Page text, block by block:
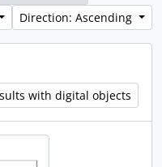
Direction: Ascending
with digital objects